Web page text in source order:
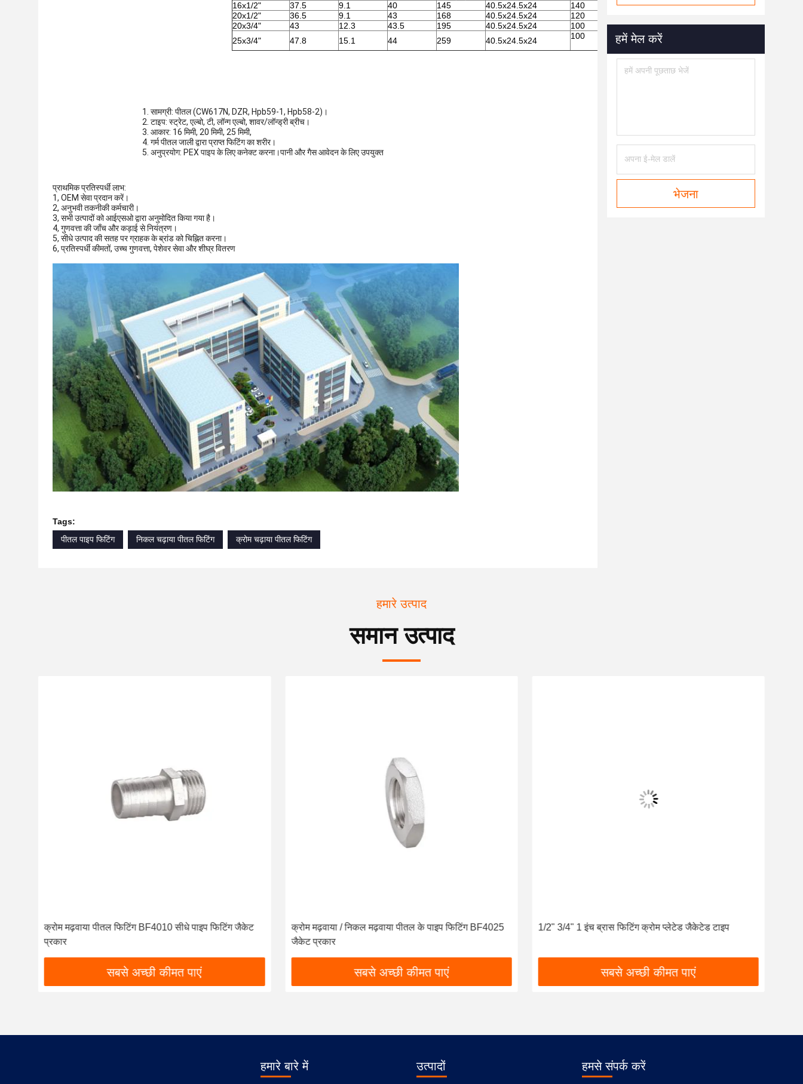
16x1/2"
37.5 9.1 40 145 40.5x24.5x24
140
20x1/2"
36.5 9.1 43 168 40.5x24.5x24
120
20x3/4"
43 12.3 43.5 195 40.5x24.5x24
100
25x3/4"
47.8 15.1 44 259 40.5x24.5x24 100
1. सामग्री: पीतल (CW617N, DZR, Hpb59-1, Hpb58-2)।
2. टाइप: स्ट्रेट, एल्बो, टी, लॉन्ग एल्बो, शावर/लॉन्ड्री ब्रीच।
3. आकार: 16 मिमी, 20 मिमी, 25 मिमी,
4. गर्म पीतल जाली द्वारा प्राप्त फिटिंग का शरीर।
5. अनुप्रयोग: PEX पाइप के लिए कनेक्ट करना।पानी और गैस आवेदन के लिए उपयुक्त
प्राथमिक प्रतिस्पर्धी लाभ:
1, OEM सेवा प्रदान करें।
2, अनुभवी तकनीकी कर्मचारी।
3, सभी उत्पादों को आईएसओ द्वारा अनुमोदित किया गया है।
4, गुणवत्ता की जाँच और कड़ाई से नियंत्रण।
5, सीधे उत्पाद की सतह पर ग्राहक के ब्रांड को चिह्नित करना।
6, प्रतिस्पर्धी कीमतों, उच्च गुणवत्ता, पेशेवर सेवा और शीघ्र वितरण
Tags:
पीतल पाइप फिटिंग
निकल चढ़ाया पीतल फिटिंग क्रोम चढ़ाया पीतल फिटिंग
हमें मेल करें
भेजना
हमारे उत्पाद
समान उत्पाद
क्रोम मढ़वाया पीतल फिटिंग BF4010 सीधे पाइप फिटिंग जैकेट
प्रकार
सबसे अच्छी कीमत पाएं
क्रोम मढ़वाया / निकल मढ़वाया पीतल के पाइप फिटिंग BF4025
जैकेट प्रकार
सबसे अच्छी कीमत पाएं
1/2" 3/4" 1 इंच ब्रास फिटिंग क्रोम प्लेटेड जैकेटेड टाइप
सबसे अच्छी कीमत पाएं
हमारे बारे में उत्पादों हमसे संपर्क करें